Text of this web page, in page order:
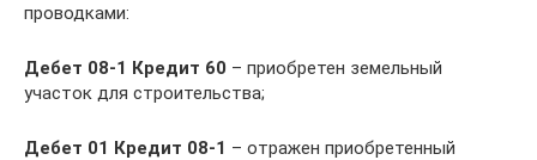
проводками:
Дебет 08-1 Кредит 60 – приобретен земельный
участок для строительства;
Дебет 01 Кредит 08-1 – отражен приобретенный